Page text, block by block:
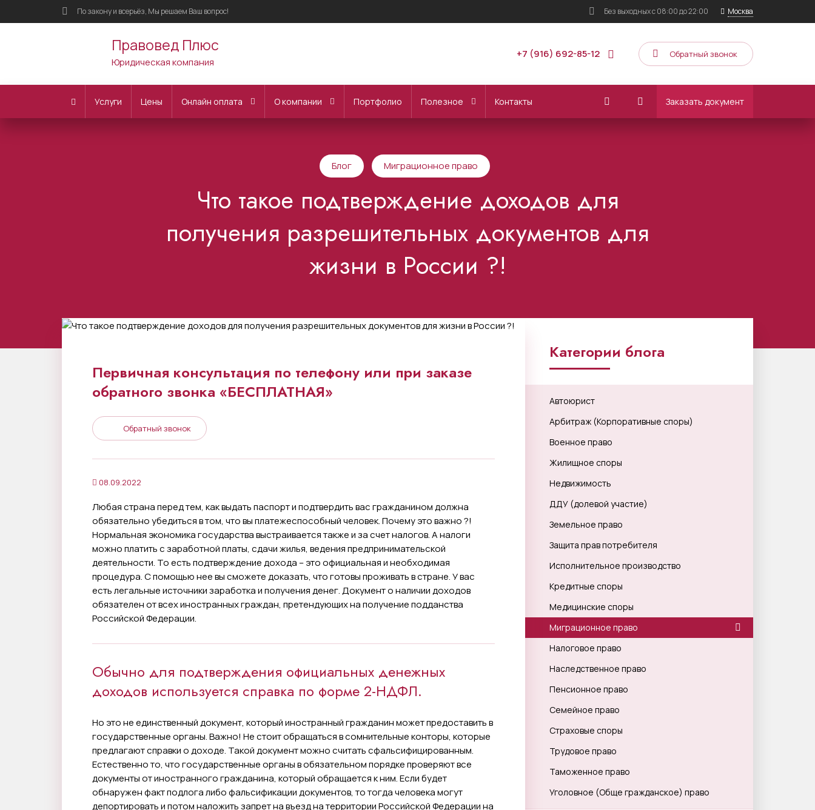
По закону и всерьёз, Мы решаем Ваш вопрос! Без выходныхс 08:00 до 22:00 Москва
Правовед Плюс
Юридическая компания
+7 (916) 692-85-12 Обратный звонок
Услуги Цены Онлайн оплата О компании Портфолио Полезное Контакты Заказать документ
Блог Миграционное право
Что такое подтверждение доходов для
получения разрешительных документов для
жизни в России ?!
Первичная консультация по телефону или при заказе
обратного звонка «БЕСПЛАТНАЯ»
Обратный звонок
08.09.2022
Любая страна перед тем, как выдать паспорт и подтвердить вас гражданином должна
обязательно убедиться в том, что вы платежеспособный человек. Почему это важно ?!
Нормальная экономика государства выстраивается также и за счет налогов. А налоги
можно платить с заработной платы, сдачи жилья, ведения предпринимательской
деятельности. То есть подтверждение дохода – это официальная и необходимая
процедура. С помощью нее вы сможете доказать, что готовы проживать в стране. У вас
есть легальные источники заработка и получения денег. Документ о наличии доходов
обязателен от всех иностранных граждан, претендующих на получение подданства
Российской Федерации.
Обычно для подтверждения официальных денежных
доходов используется справка по форме 2-НДФЛ.
Но это не единственный документ, который иностранный гражданин может предоставить в
государственные органы. Важно! Не стоит обращаться в сомнительные конторы, которые
предлагают справки о доходе. Такой документ можно считать сфальсифицированным.
Естественно то, что государственные органы в обязательном порядке проверяют все
документы от иностранного гражданина, который обращается к ним. Если будет
обнаружен факт подлога либо фальсификации документов, то тогда человека могут
депортировать и потом наложить запрет на въезд на территории Российской Федерации на
Категории блога
Автоюрист
Арбитраж (Корпоративные споры)
Военное право
Жилищное споры
Недвижимость
ДДУ (долевой участие)
Земельное право
Защита прав потребителя
Исполнительное производство
Кредитные споры
Медицинские споры
Миграционное право
Налоговое право
Наследственное право
Пенсионное право
Семейное право
Страховые споры
Трудовое право
Таможенное право
Уголовное (Обще гражданское) право